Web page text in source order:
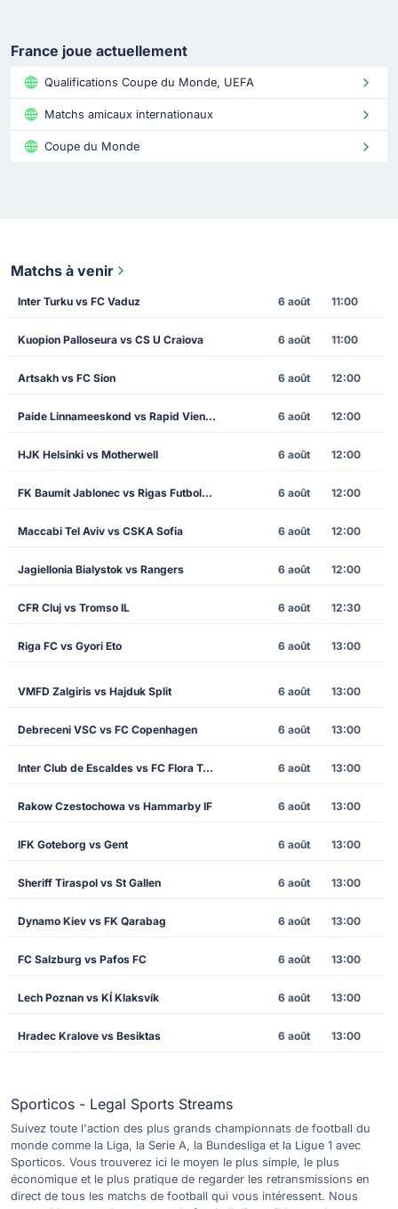
France joue actuellement
Qualifications Coupe du Monde, UEFA
Matchs amicaux internationaux
Coupe du Monde
Matchs à venir
Inter Turku vs FC Vaduz 6 août 11:00
Kuopion Palloseura vs CS U Craiova 6 août 11:00
Artsakh vs FC Sion 6 août 12:00
Paide Linnameeskond vs Rapid Vienna 6 août 12:00
HJK Helsinki vs Motherwell 6 août 12:00
FK Baumit Jablonec vs Rigas Futbola Skola 6 août 12:00
Maccabi Tel Aviv vs CSKA Sofia 6 août 12:00
Jagiellonia Bialystok vs Rangers 6 août 12:00
CFR Cluj vs Tromso IL 6 août 12:30
Riga FC vs Gyori Eto 6 août 13:00
VMFD Zalgiris vs Hajduk Split 6 août 13:00
Debreceni VSC vs FC Copenhagen 6 août 13:00
Inter Club de Escaldes vs FC Flora Tallinn 6 août 13:00
Rakow Czestochowa vs Hammarby IF 6 août 13:00
IFK Goteborg vs Gent 6 août 13:00
Sheriff Tiraspol vs St Gallen 6 août 13:00
Dynamo Kiev vs FK Qarabag 6 août 13:00
FC Salzburg vs Pafos FC 6 août 13:00
Lech Poznan vs KÍ Klaksvík 6 août 13:00
Hradec Kralove vs Besiktas 6 août 13:00
Sporticos - Legal Sports Streams
Suivez toute l'action des plus grands championnats de football du
monde comme la Liga, la Serie A, la Bundesliga et la Ligue 1 avec
Sporticos. Vous trouverez ici le moyen le plus simple, le plus
économique et le plus pratique de regarder les retransmissions en
direct de tous les matchs de football qui vous intéressent. Nous